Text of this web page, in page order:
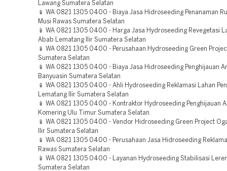
Lawang Sumatera Selatan
📱 WA 0821 1305 0400 - Biaya Jasa Hidroseeding Penanaman
Musi Rawas Sumatera Selatan
📱 WA 0821 1305 0400 - Harga Jasa Hydroseeding Revegetasi
Abab Lematang Ilir Sumatera Selatan
📱 WA 0821 1305 0400 - Perusahaan Hydroseeding Green
Sumatera Selatan
📱 WA 0821 1305 0400 - Biaya Jasa Hidroseeding Penghijauan
Banyuasin Sumatera Selatan
📱 WA 0821 1305 0400 - Ahli Hydroseeding Reklamasi Lahan
Lematang Ilir Sumatera Selatan
📱 WA 0821 1305 0400 - Kontraktor Hydroseeding Penghijauan
Komering Ulu Timur Sumatera Selatan
📱 WA 0821 1305 0400 - Vendor Hidroseeding Green Project
Ilir Sumatera Selatan
📱 WA 0821 1305 0400 - Perusahaan Jasa Hidroseeding
Rawas Sumatera Selatan
📱 WA 0821 1305 0400 - Layanan Hydroseeding Stabilisasi
Sumatera Selatan